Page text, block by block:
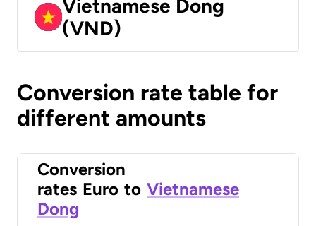
Vietnamese Dong
(VND)
Conversion rate table for
different amounts
Conversion
rates Euro to Vietnamese
Dong